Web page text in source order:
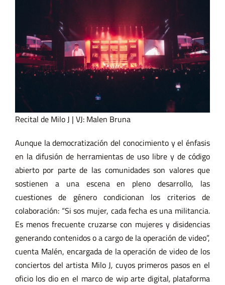
Recital de Milo J | VJ: Malen Bruna
Aunque la democratización del conocimiento y el énfasis
en la difusión de herramientas de uso libre y de código
abierto por parte de las comunidades son valores que
sostienen a una escena en pleno desarrollo, las
cuestiones de género condicionan los criterios de
colaboración: “Si sos mujer, cada fecha es una militancia.
Es menos frecuente cruzarse con mujeres y disidencias
generando contenidos o a cargo de la operación de video”,
cuenta Malén, encargada de la operación de video de los
conciertos del artista Milo J, cuyos primeros pasos en el
oficio los dio en el marco de wip arte digital, plataforma